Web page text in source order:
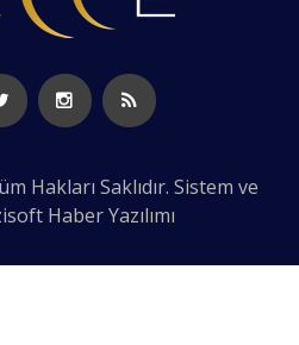
Hakları Saklıdır. Sistem ve
Haber Yazılımı